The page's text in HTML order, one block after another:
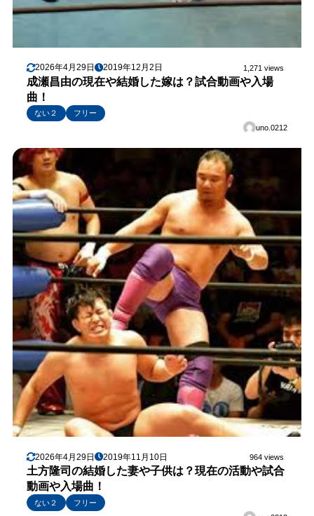
2026年4月29日 2019年12月2日 1,271 views
成瀬昌由の現在や結婚した嫁は？試合動画や入場
曲！
ない２
フリー
uno.0212
2026年4月29日 2019年11月10日 964 views
土方隆司の結婚した妻や子供は？現在の活動や試合
動画や入場曲！
ない２
フリー